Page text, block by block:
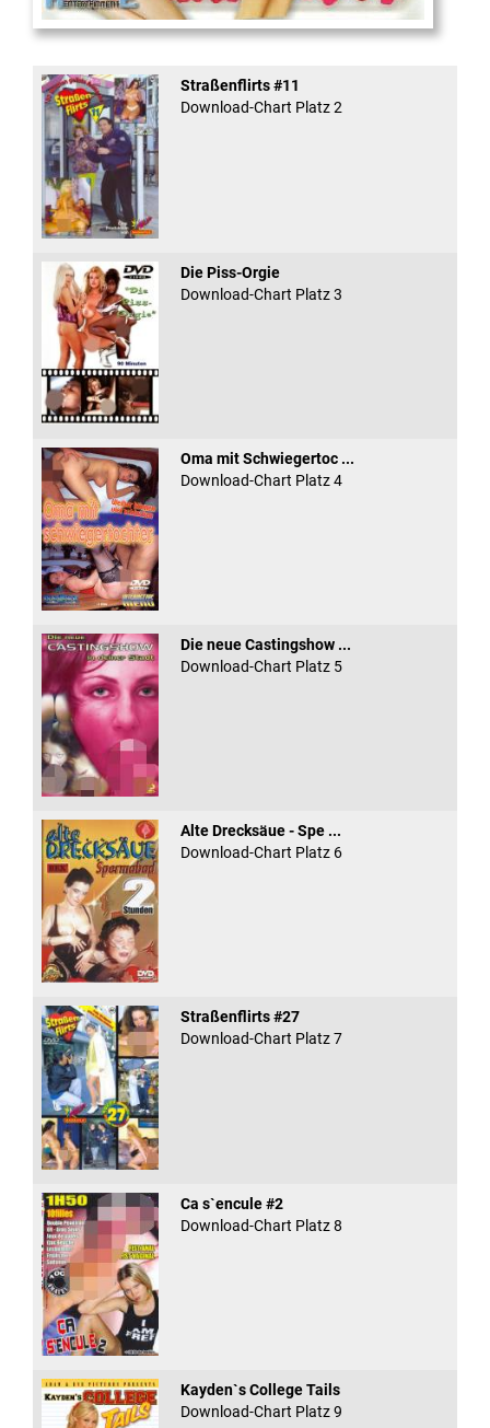
And Confused #8 - ...
Straßenflirts #11
Download-Chart Platz 2
Die Piss-Orgie
Download-Chart Platz 3
Oma mit Schwiegertoc ...
Download-Chart Platz 4
Die neue Castingshow ...
Download-Chart Platz 5
Alte Drecksäue - Spe ...
Download-Chart Platz 6
Straßenflirts #27
Download-Chart Platz 7
Ca s`encule #2
Download-Chart Platz 8
Kayden`s College Tails
Download-Chart Platz 9